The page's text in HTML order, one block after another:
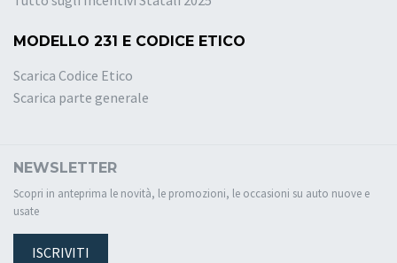
MODELLO 231 E CODICE ETICO
Scarica Codice Etico
Scarica parte generale
NEWSLETTER
Scopri in anteprima le novità, le promozioni, le occasioni su auto nuove e
usate
ISCRIVITI